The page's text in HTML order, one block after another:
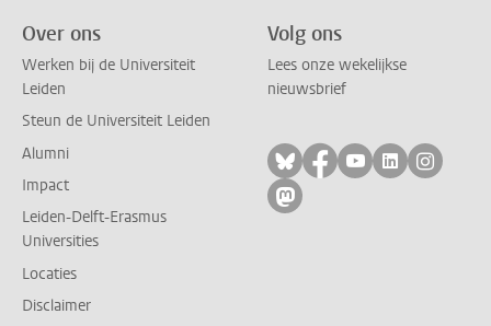
Over ons
Werken bij de Universiteit
Leiden
Steun de Universiteit Leiden
Alumni
Impact
Leiden-Delft-Erasmus
Universities
Locaties
Disclaimer
Volg ons
Lees onze wekelijkse
nieuwsbrief
Volg ons op bluesky
Volg ons op
Volg ons op
Volg ons
Volg
Volg ons op mastodon